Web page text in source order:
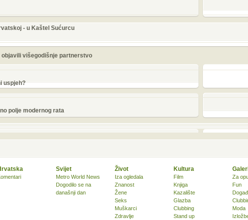
- u Kaštel Sućurcu
višegodišnje partnerstvo
uspjeh?
polje modernog rata
Svijet
Metro World News
Dogodilo se na
današnji dan
Život
Iza ogledala
Znanost
Žene
Seks
Muškarci
Zdravlje
Kultura
Film
Knjiga
Kazalište
Glazba
Clubbing
Stand up
Za
Fun
Moda